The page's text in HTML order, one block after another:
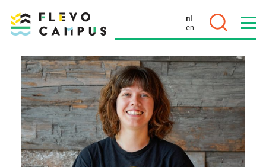
DOELEN
PROGRAMMA’S
nl
en